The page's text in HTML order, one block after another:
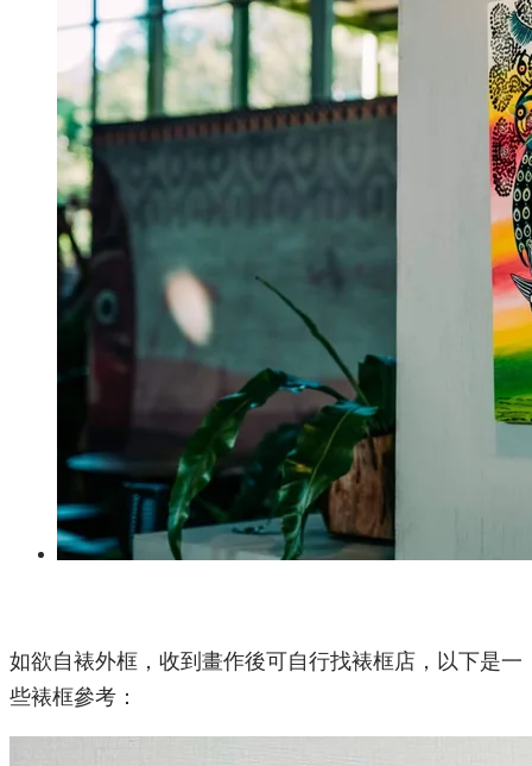
如欲自裱外框，收到畫作後可自行找裱框店，以下是一
些裱框參考：